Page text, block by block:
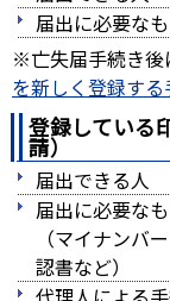
届出に必
※亡失届手続き後
を新しく登録する
登録している
請）
届出できる
届出に必要な
（マイナンバ
認書など）